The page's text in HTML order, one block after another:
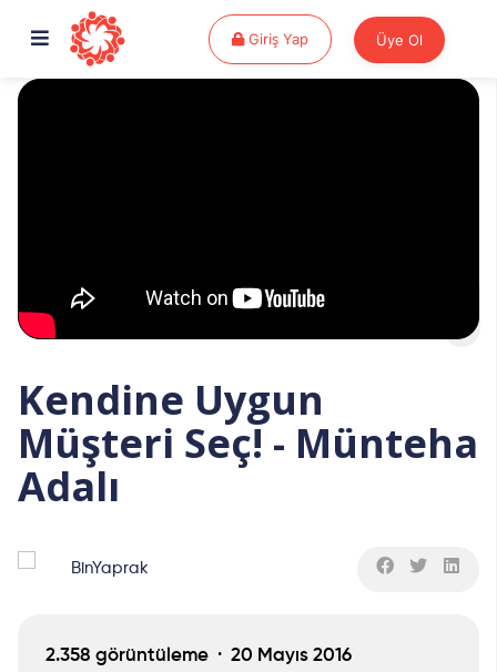
Giriş YapGiriş Yap Üye Ol
Kendine Uygun
Müşteri Seç! - Münteha
Adalı
BinYaprak
2.358 görüntüleme · 20 Mayıs 2016